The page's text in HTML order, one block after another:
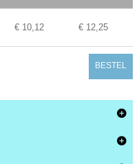
€ 10,12 € 12,25
BESTEL